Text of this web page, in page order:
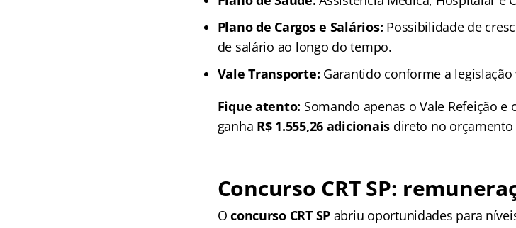
Plano de Cargos e Salários: Possibilidade de
de salário ao longo do tempo.
Vale Transporte: Garantido conforme a legislação
Fique atento: Somando apenas o Vale Refeição
ganha R$ 1.555,26 adicionais direto no
Concurso CRT SP:
Oconcurso CRT SP abriu oportunidades para